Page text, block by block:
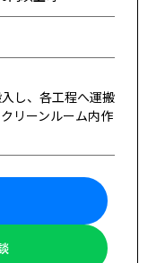
し、各工程へ運搬
リーンルーム内作